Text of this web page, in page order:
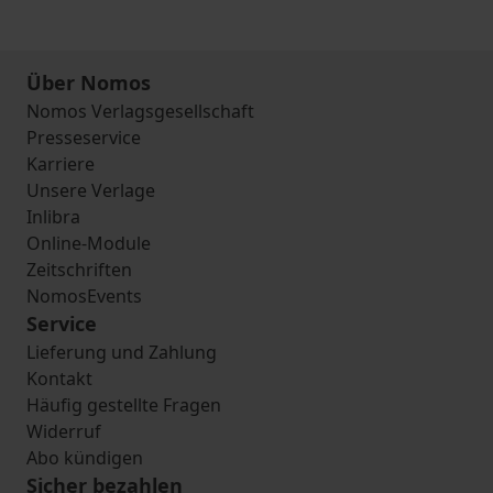
Über Nomos
Nomos Verlagsgesellschaft
Presseservice
Karriere
Unsere Verlage
Inlibra
Online-Module
Zeitschriften
NomosEvents
Service
Lieferung und Zahlung
Kontakt
Häufig gestellte Fragen
Widerruf
Abo kündigen
Sicher bezahlen